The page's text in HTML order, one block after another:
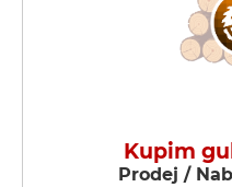
Kupim
Prodej /